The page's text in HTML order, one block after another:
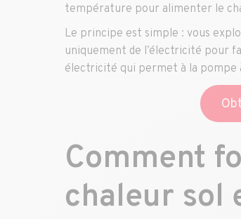
température pour alimenter le
Le principe est simple : vous
uniquement de l’électricité pour
électricité qui permet à la pompe
Comment
chaleur sol